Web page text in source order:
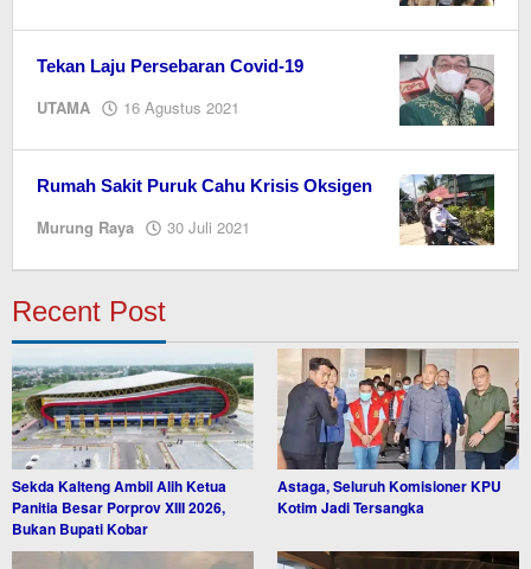
Tekan Laju Persebaran Covid-19
UTAMA 16 Agustus 2021
Rumah Sakit Puruk Cahu Krisis Oksigen
Murung Raya 30 Juli 2021
Recent Post
Sekda Kalteng Ambil Alih Ketua
Panitia Besar Porprov XIII 2026,
Bukan Bupati Kobar
Astaga, Seluruh Komisioner KPU
Kotim Jadi Tersangka